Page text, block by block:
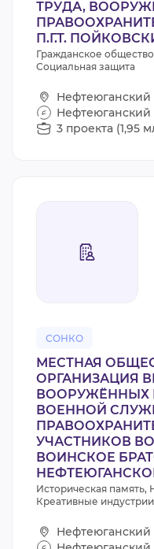
ТРУДА,
П.Г.Т.
Гражданское
Социальная защита
Нефтеюганский
Нефтеюганский
3 проекта (1,95
СОНКО
МЕСТНАЯ
ОРГАНИЗАЦИЯ
ВООРУЖЁННЫХ
ВОЕННОЙ
УЧАСТНИКОВ
ВОИНСКОЕ
Историческая память,
Креативные индустрии
Нефтеюганский